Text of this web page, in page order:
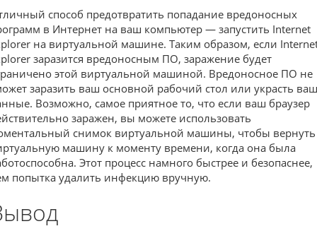
способ предотвратить попадание вредоносных
в Интернет на ваш компьютер — запустить Internet
на виртуальной машине. Таким образом, если
заразится вредоносным ПО, заражение будет
этой виртуальной машиной. Вредоносное ПО не
заразить ваш основной рабочий стол или украсть
Возможно, самое приятное то, что если ваш браузер
заражен, вы можете использовать
снимок виртуальной машины, чтобы вернуть
машину к моменту времени, когда она была
Этот процесс намного быстрее и безопаснее,
попытка удалить инфекцию вручную.